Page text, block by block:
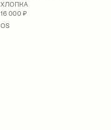
ХЛОПКА
16 000 ₽
OS